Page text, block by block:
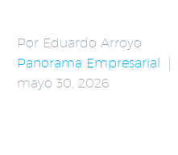
Por Eduardo Arroyo
Panorama Empresarial
mayo 30, 2026